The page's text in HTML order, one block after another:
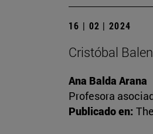
16 | 02 | 2024
Cristóbal
Ana Balda Arana
Profesora
Publicado en: